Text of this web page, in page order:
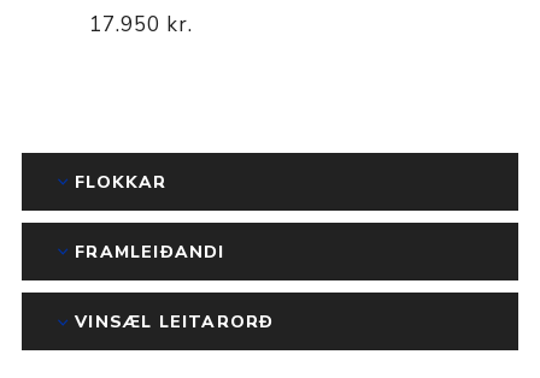
17.950 kr.
FLOKKAR
FRAMLEIÐANDI
VINSÆL LEITARORÐ